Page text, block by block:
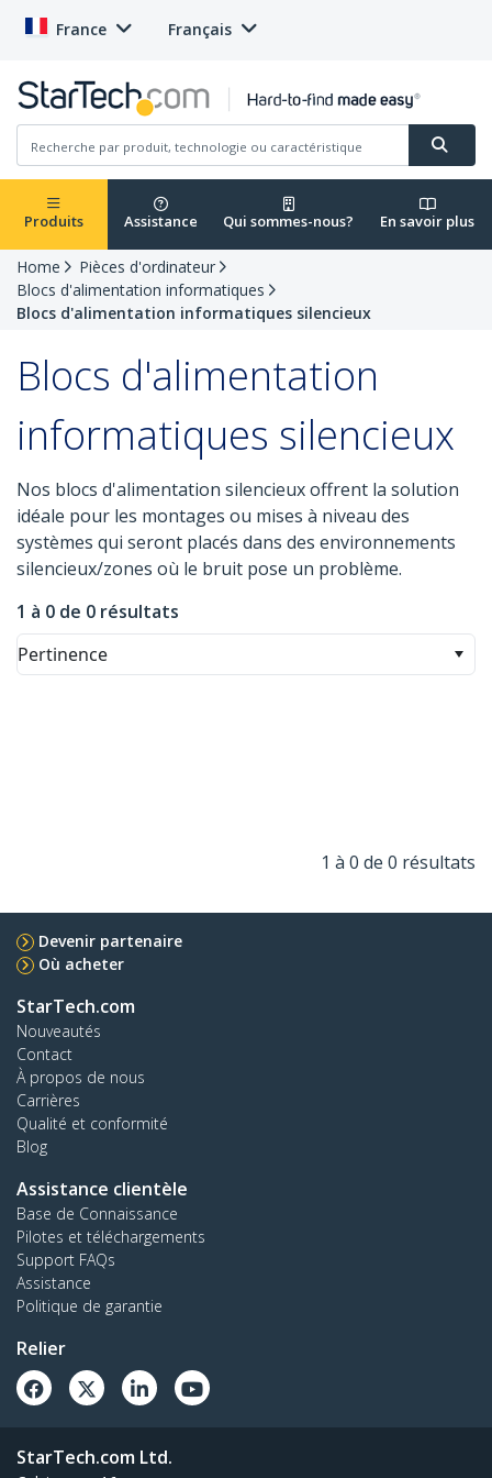
France Français
Produits Assistance Qui sommes-nous? En savoir plus
Home
Pièces d'ordinateur
Blocs d'alimentation informatiques
Blocs d'alimentation informatiques silencieux
Blocs d'alimentation
informatiques silencieux
Nos blocs d'alimentation silencieux offrent la solution
idéale pour les montages ou mises à niveau des
systèmes qui seront placés dans des environnements
silencieux/zones où le bruit pose un problème.
1 à 0 de 0 résultats
Pertinence
1 à 0 de 0 résultats
Devenir partenaire
Où acheter
StarTech.com
Nouveautés
Contact
À propos de nous
Carrières
Qualité et conformité
Blog
Assistance clientèle
Base de Connaissance
Pilotes et téléchargements
Support FAQs
Assistance
Politique de garantie
Relier
StarTech.com Ltd.